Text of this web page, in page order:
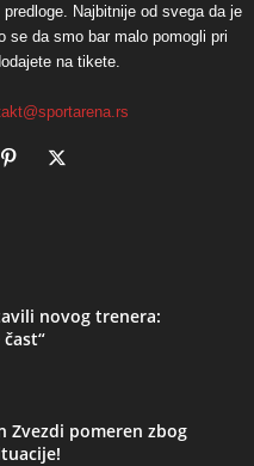
Najbitnije od svega da je
se da smo bar malo pomogli pri
na tikete.
novog trenera:
čast“
Zvezdi pomeren zbog